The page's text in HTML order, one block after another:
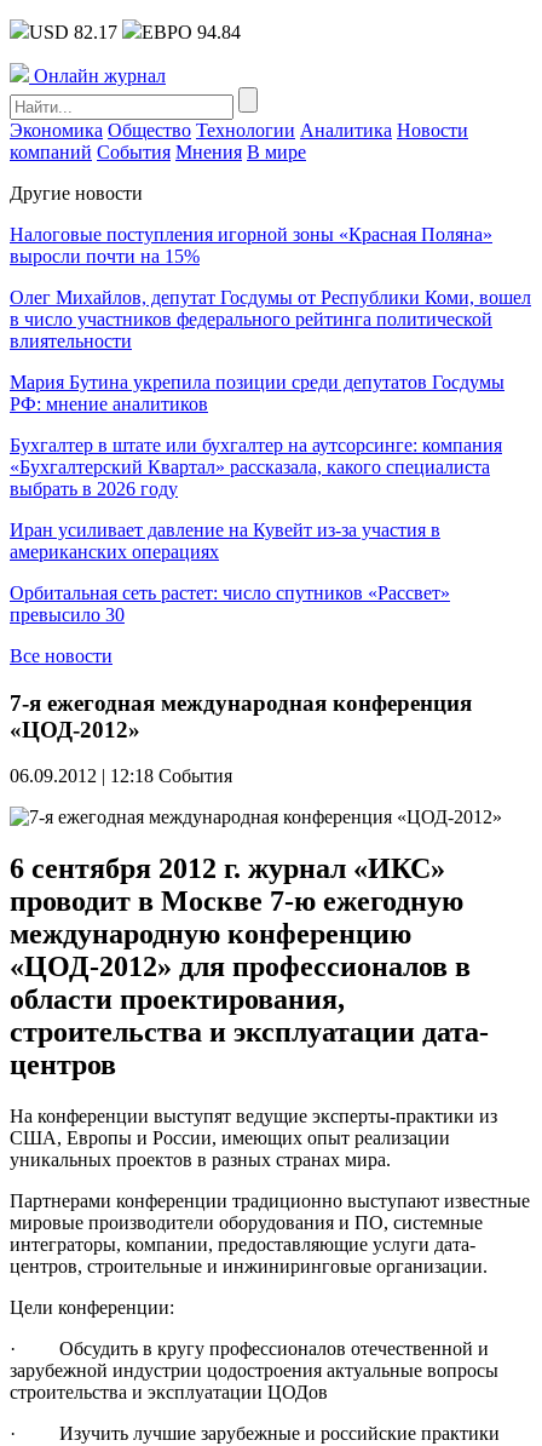
USD 82.17 ЕВРО 94.84
Онлайн журнал
Экономика Общество Технологии Аналитика Новости
компаний События Мнения В мире
Другие новости
Налоговые поступления игорной зоны «Красная Поляна»
выросли почти на 15%
Олег Михайлов, депутат Госдумы от Республики Коми, вошел
в число участников федерального рейтинга политической
влиятельности
Мария Бутина укрепила позиции среди депутатов Госдумы
РФ: мнение аналитиков
Бухгалтер в штате или бухгалтер на аутсорсинге: компания
«Бухгалтерский Квартал» рассказала, какого специалиста
выбрать в 2026 году
Иран усиливает давление на Кувейт из-за участия в
американских операциях
Орбитальная сеть растет: число спутников «Рассвет»
превысило 30
Все новости
7-я ежегодная международная конференция
«ЦОД-2012»
06.09.2012 | 12:18 События
6 сентября 2012 г. журнал «ИКС»
проводит в Москве 7-ю ежегодную
международную конференцию
«ЦОД-2012» для профессионалов в
области проектирования,
строительства и эксплуатации дата-
центров
На конференции выступят ведущие эксперты-практики из
США, Европы и России, имеющих опыт реализации
уникальных проектов в разных странах мира.
Партнерами конференции традиционно выступают известные
мировые производители оборудования и ПО, системные
интеграторы, компании, предоставляющие услуги дата-
центров, строительные и инжиниринговые организации.
Цели конференции:
· Обсудить в кругу профессионалов отечественной и
зарубежной индустрии цодостроения актуальные вопросы
строительства и эксплуатации ЦОДов
· Изучить лучшие зарубежные и российские практики